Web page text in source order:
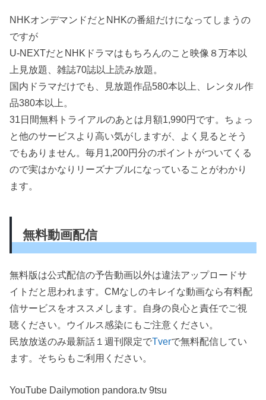
NHKオンデマンドだとNHKの番組だけになってしまうの
ですが
U-NEXTだとNHKドラマはもちろんのこと映像８万本以
上見放題、雑誌70誌以上読み放題。
国内ドラマだけでも、見放題作品580本以上、レンタル作
品380本以上。
31日間無料トライアルのあとは月額1,990円です。ちょっ
と他のサービスより高い気がしますが、よく見るとそう
でもありません。毎月1,200円分のポイントがついてくる
ので実はかなりリーズナブルになっていることがわかり
ます。
無料動画配信
無料版は公式配信の予告動画以外は違法アップロードサ
イトだと思われます。CMなしのキレイな動画なら有料配
信サービスをオススメします。自身の良心と責任でご視
聴ください。ウイルス感染にもご注意ください。
民放放送のみ最新話１週刊限定でTverで無料配信してい
ます。そちらもご利用ください。
YouTube Dailymotion pandora.tv 9tsu